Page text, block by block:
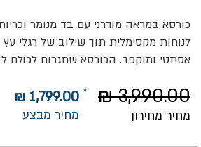
כורסא במראה מודרני עם בד מנומר
לנוחות מקסימלית תוך שילוב של רגלי
אסתטי ומוקפד. הכורסא שתגרום לכולם
מחיר מבצע
1,799.00 ₪
מחיר מחירון
3,990.00 ₪